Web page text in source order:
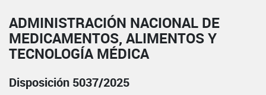
ADMINISTRACIÓN NACIONAL DE
MEDICAMENTOS, ALIMENTOS Y
TECNOLOGÍA MÉDICA
Disposición 5037/2025